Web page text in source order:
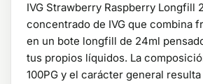
IVG Strawberry Raspberry Longfill
concentrado de IVG que combina
en un bote longfill de 24ml
tus propios líquidos. La
100PG y el carácter general